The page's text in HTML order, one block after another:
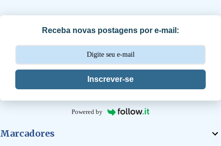
s
Receba novas postagens por e-mail:
Inscrever-se
Powered by
Marcadores